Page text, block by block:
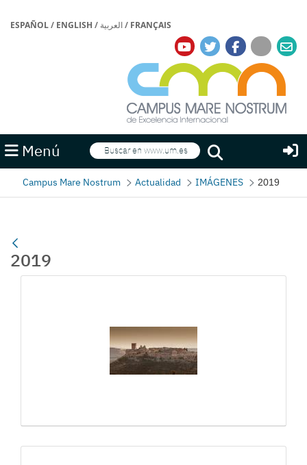
ESPAÑOL/ ENGLISH / العربية/ FRANÇAIS
Menú Buscar
Buscar
Campus Mare Nostrum Actualidad IMÁGENES 2019
2019